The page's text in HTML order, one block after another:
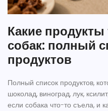
Какие
собак: полный
продуктов
Полный список продуктов,
шоколад, виноград, лук,
если собака что-то съела, и